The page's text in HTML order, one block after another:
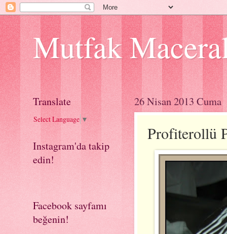
Mutfak
26 Nisan 2013 Cuma
Profiterollü
Translate
Select Language ▼
Instagram'da takip
edin!
Facebook sayfamı
beğenin!